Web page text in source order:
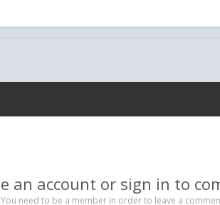
an account or sign in to
You need to be a member in order to leave a